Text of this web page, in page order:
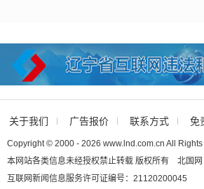
关于我们 广告报价 联系方式 免
Copyright © 2000 - 2026 www.lnd.com.cn All Rights
本网站各类信息未经授权禁止转载 版权所有 北国网
互联网新闻信息服务许可证编号：21120200045